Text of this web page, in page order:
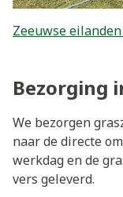
Zeeuwse
Bezorging
We bezorgen
naar de directe
werkdag en de
vers geleverd.